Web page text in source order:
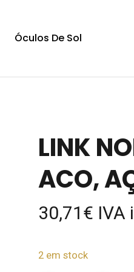
Óculos De Sol
Cart
LINK
ACO,
30,71 € IVA
2 em stock